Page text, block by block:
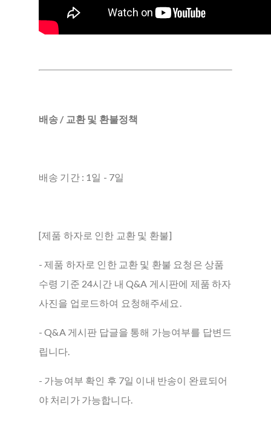
배송 / 교환 및 환불정책
배송 기간 : 1일 - 7일
[제품 하자로 인한 교환 및 환불]
- 제품 하자로 인한 교환 및 환불 요청은 상품
수령 기준 24시간 내 Q&A 게시판에 제품 하자
사진을 업로드하여 요청해주세요.
- Q&A 게시판 답글을 통해 가능여부를 답변드
립니다.
- 가능여부 확인 후 7일 이내 반송이 완료되어
야 처리가 가능합니다.